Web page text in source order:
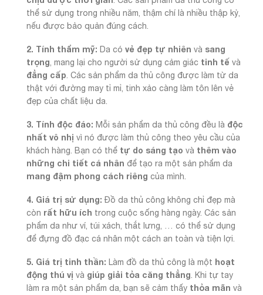
thể sử dụng trong nhiều năm, thậm chí là nhiều thập kỷ,
nếu được bảo quản đúng cách.
2. Tính thẩm mỹ: Da có vẻ đẹp tự nhiên và sang
trọng , mang lại cho người sử dụng cảm giác tinh tế và
đẳng cấp . Các sản phẩm da thủ công được làm từ da
thật với đường may tỉ mỉ, tinh xảo càng làm tôn lên vẻ
đẹp của chất liệu da.
3. Tính độc đáo: Mỗi sản phẩm da thủ công đều là độc
nhất vô nhị vì nó được làm thủ công theo yêu cầu của
khách hàng. Bạn có thể tự do sáng tạo và thêm vào
những chi tiết cá nhân để tạo ra một sản phẩm da
mang đậm phong cách riêng của mình.
4. Giá trị sử dụng: Đồ da thủ công không chỉ đẹp mà
còn rất hữu ích trong cuộc sống hàng ngày. Các sản
phẩm da như ví, túi xách, thắt lưng, … có thể sử dụng
để đựng đồ đạc cá nhân một cách an toàn và tiện lợi.
5. Giá trị tinh thần: Làm đồ da thủ công là một hoạt
động thú vị và giúp giải tỏa căng thẳng. Khi tự tay
làm ra một sản phẩm da, bạn sẽ cảm thấy thỏa mãn và